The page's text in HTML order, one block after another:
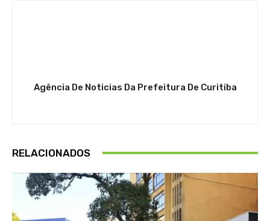
Agência De Noticias Da Prefeitura De Curitiba
RELACIONADOS